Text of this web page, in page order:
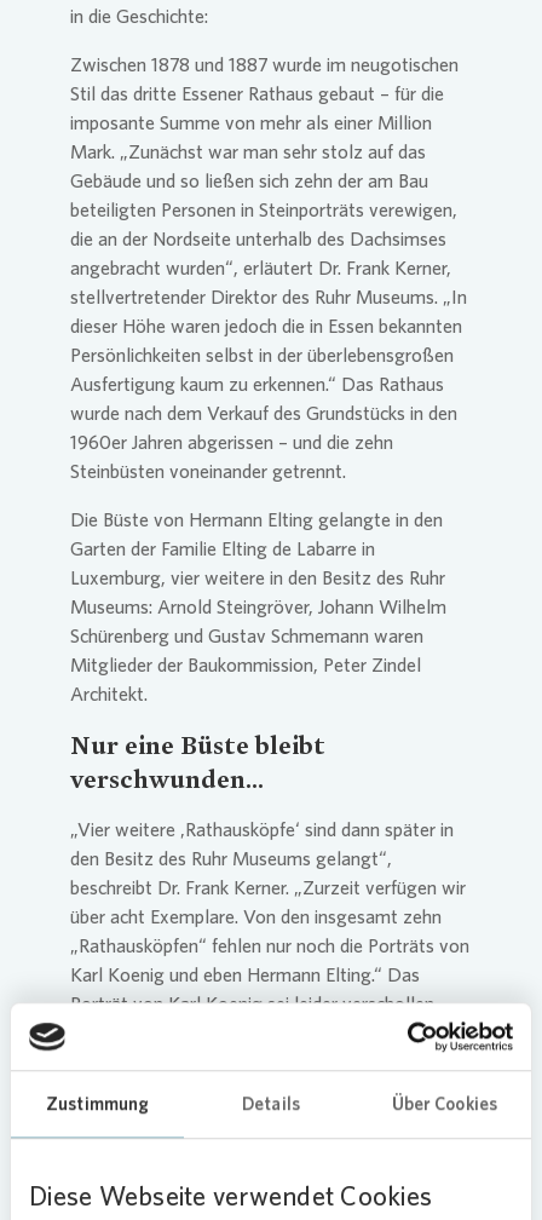
Zustimmung Details Über Cookies
Diese Webseite verwendet Cookies
in die Geschichte:
Zwischen 1878 und 1887 wurde im neugotischen
Stil das dritte Essener Rathaus gebaut – für die
imposante Summe von mehr als einer Million
Mark. „Zunächst war man sehr stolz auf das
Gebäude und so ließen sich zehn der am Bau
beteiligten Personen in Steinporträts verewigen,
die an der Nordseite unterhalb des Dachsimses
angebracht wurden“, erläutert Dr. Frank Kerner,
stellvertretender Direktor des Ruhr Museums. „In
dieser Höhe waren jedoch die in Essen bekannten
Persönlichkeiten selbst in der überlebensgroßen
Ausfertigung kaum zu erkennen.“ Das Rathaus
wurde nach dem Verkauf des Grundstücks in den
1960er Jahren abgerissen – und die zehn
Steinbüsten voneinander getrennt.
Die Büste von Hermann Elting gelangte in den
Garten der Familie Elting de Labarre in
Luxemburg, vier weitere in den Besitz des Ruhr
Museums: Arnold Steingröver, Johann Wilhelm
Schürenberg und Gustav Schmemann waren
Mitglieder der Baukommission, Peter Zindel
Architekt.
Nur eine Büste bleibt
verschwunden...
„Vier weitere ‚Rathausköpfe‘ sind dann später in
den Besitz des Ruhr Museums gelangt“,
beschreibt Dr. Frank Kerner. „Zurzeit verfügen wir
über acht Exemplare. Von den insgesamt zehn
„Rathausköpfen“ fehlen nur noch die Porträts von
Karl Koenig und eben Hermann Elting.“ Das
Porträt von Karl Koenig sei leider verschollen.
Nun also könnte die Elting-Büste in absehbarer
Feuersenger: „Die Elting-Büste hat für uns eine
große Bedeutung. Sie steht stellvertretend für die
uneingeschränktes Bekenntnis zum Quartier.“ Ein